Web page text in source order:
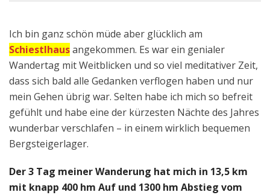
Ich bin ganz schön müde aber glücklich am
Schiestlhausangekommen. Es war ein genialer
Wandertag mit Weitblicken und so viel meditativer Zeit,
dass sich bald alle Gedanken verflogen haben und nur
mein Gehen übrig war. Selten habe ich mich so befreit
gefühlt und habe eine der kürzesten Nächte des Jahres
wunderbar verschlafen – in einem wirklich bequemen
Bergsteigerlager.
Der 3 Tag meiner Wanderung hat mich in 13,5 km
mit knapp 400 hm Auf und 1300 hm Abstieg vom